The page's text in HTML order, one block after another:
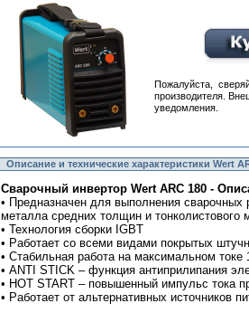
Пожалуйста,
производителя.
уведомления.
Описание и технические характеристики Wert
Сварочный инвертор Wert ARC 180 -
• Предназначен для выполнения
металла средних толщин и
• Технология сборки IGBT
• Работает со всеми видами покрытых
• Стабильная работа на максимальном
• ANTI STICK – функция антиприлипания
• HOT START – повышенный импульс тока
• Работает от альтернативных источников